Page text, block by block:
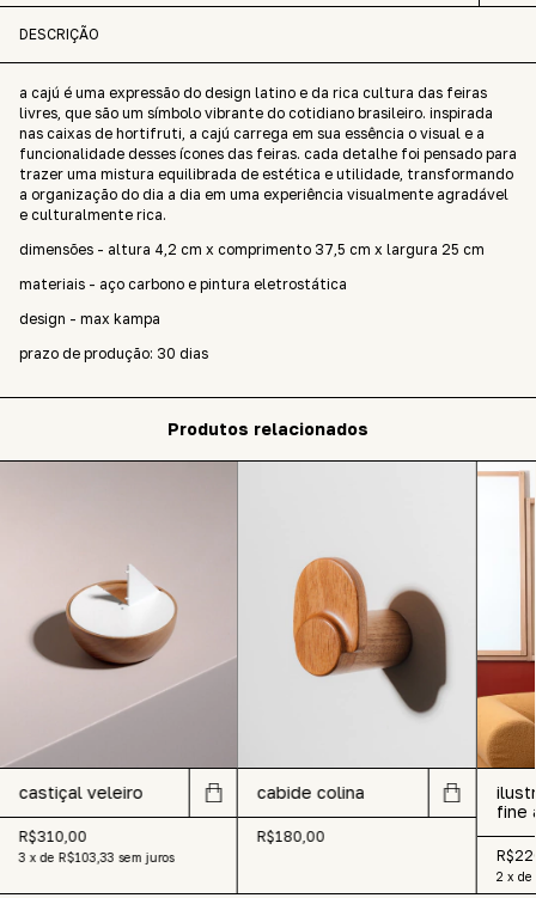
DESCRIÇÃO
a cajú é uma expressão do design latino e da rica cultura das feiras
livres, que são um símbolo vibrante do cotidiano brasileiro. inspirada
nas caixas de hortifruti, a cajú carrega em sua essência o visual e a
funcionalidade desses ícones das feiras. cada detalhe foi pensado para
trazer uma mistura equilibrada de estética e utilidade, transformando
a organização do dia a dia em uma experiência visualmente agradável
e culturalmente rica.
dimensões - altura 4,2 cm x comprimento 37,5 cm x largura 25 cm
materiais - aço carbono e pintura eletrostática
design - max kampa
prazo de produção: 30 dias
Produtos relacionados
castiçal veleiro
R$310,00
3 xde R$103,33 sem juros
cabide colina
R$180,00
fine
2 x de